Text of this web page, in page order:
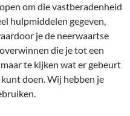
om die vastberadenheid
hulpmiddelen gegeven,
je de neerwaartse
die je tot een
te kijken wat er gebeurt
doen. Wij hebben je